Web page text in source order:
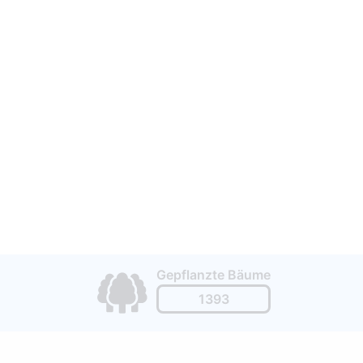
Gepflanzte Bäume
1393